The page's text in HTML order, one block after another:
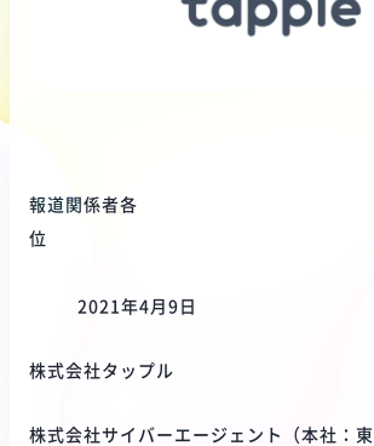
報道関係者各
2021年4月9日
株式会社タップル
株式会社サイバーエージェント（本社：